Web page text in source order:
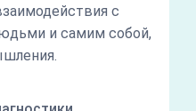
с
и самим собой,